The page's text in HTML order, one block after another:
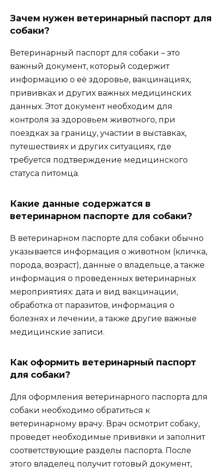
Зачем нужен ветеринарный паспорт для
собаки?
Ветеринарный паспорт для собаки – это
важный документ, который содержит
информацию о её здоровье, вакцинациях,
прививках и других важных медицинских
данных. Этот документ необходим для
контроля за здоровьем животного, при
поездках за границу, участии в выставках,
путешествиях и других ситуациях, где
требуется подтверждение медицинского
статуса питомца.
Какие данные содержатся в
ветеринарном паспорте для собаки?
В ветеринарном паспорте для собаки обычно
указывается информация о животном (кличка,
порода, возраст), данные о владельце, а также
информация о проведенных ветеринарных
мероприятиях: дата и вид вакцинации,
обработка от паразитов, информация о
болезнях и лечении, а также другие важные
медицинские записи.
Как оформить ветеринарный паспорт
для собаки?
Для оформления ветеринарного паспорта для
собаки необходимо обратиться к
ветеринарному врачу. Врач осмотрит собаку,
проведет необходимые прививки и заполнит
соответствующие разделы паспорта. После
этого владелец получит готовый документ,